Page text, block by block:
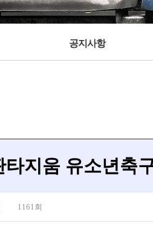
공지사항
타지움 유소년축
1161회